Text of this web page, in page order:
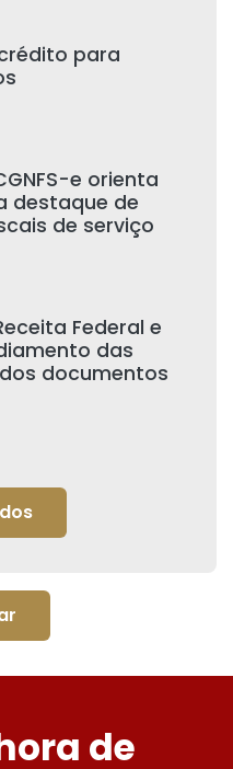
para
e orienta
destaque de
de serviço
Federal e
das
documentos
de